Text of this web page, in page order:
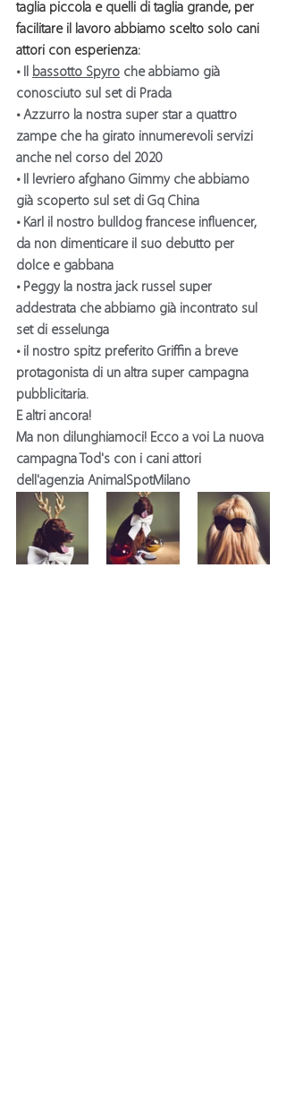
taglia piccola e quelli di taglia grande, per
facilitare il lavoro abbiamo scelto solo cani
attori con esperienza:
• Il
bassotto Spyro che abbiamo già
conosciuto sul set di Prada
• Azzurro la nostra super star a quattro
zampe che ha girato innumerevoli servizi
anche nel corso del 2020
• Il
levriero afghano Gimmy che abbiamo
già scoperto sul set di Gq China
• Karl il nostro bulldog francese influencer,
da non dimenticare il suo debutto per
dolce e gabbana
• Peggy la nostra jack russel super
addestrata che abbiamo già incontrato sul
set di esselunga
• il nostro spitz preferito Griffin a breve
protagonista di un altra super campagna
pubblicitaria.
E altri ancora!
Ma non dilunghiamoci! Ecco a voi La nuova
campagna Tod's con i cani attori
dell'agenzia AnimalSpotMilano